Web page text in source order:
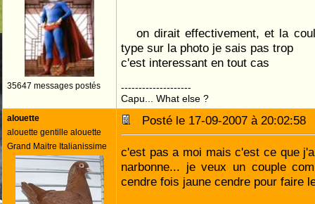
35647 messages postés
on dirait effectivement, et la
type sur la photo je sais pas trop
c'est interessant en tout cas
--------------------
Capu... What else ?
alouette
alouette gentille alouette
Grand Maitre Italianissime
Posté le 17-09-2007 à
c'est pas a moi mais c'est ce que
narbonne... je veux un couple
cendre fois jaune cendre pour faire